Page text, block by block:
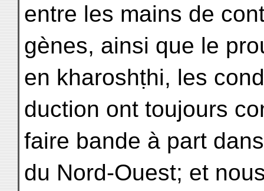
entre les mains de
gènes, ainsi que le
en kharoshṭhi, les
duction ont toujours
faire bande à part
du Nord-Ouest; et